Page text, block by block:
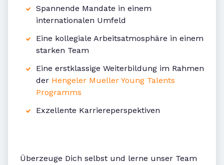
Spannende Mandate in einem
internationalen Umfeld
Eine kollegiale Arbeitsatmosphäre in einem
starken Team
Eine erstklassige Weiterbildung im Rahmen
der Hengeler Mueller Young Talents
Programms
Exzellente Karriereperspektiven
Überzeuge Dich selbst und lerne unser Team